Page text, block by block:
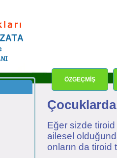
ÖZGEÇMİŞ
Eğer sizde tiroid
ailesel
onların da tiroid